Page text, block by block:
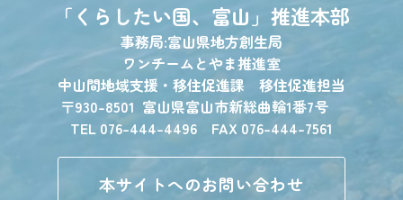
「くらしたい国、富山」 推進本部
事務局:富山県地方創生局
ワンチームとやま推進室
中山間地域支援・移住促進課 移住促進担当
〒930-8501 富山県富山市新総曲輪1番7号
TEL 076-444-4496 FAX 076-444-7561
本サイトへのお問い合わせ